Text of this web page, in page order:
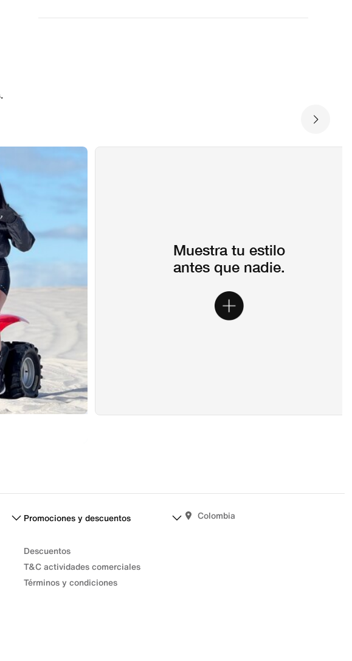
Promociones y descuentos
Descuentos
T&C actividades comerciales
Términos y condiciones
Colombia